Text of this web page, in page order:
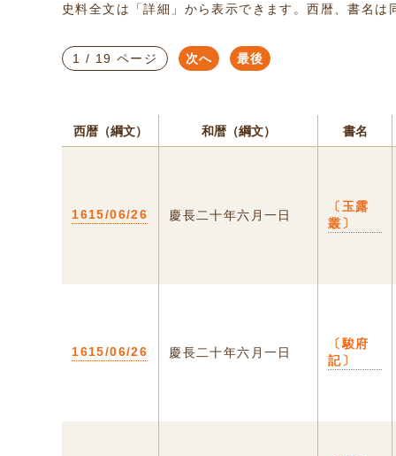
史料全文は「詳細」から表示できます。西暦、書名
1 / 19 ページ 次へ 最後
西暦（綱文） 和暦（綱文） 書名
1615/06/26 慶長二十年六月一日
〔玉露
叢〕
1615/06/26 慶長二十年六月一日
〔駿府
記〕